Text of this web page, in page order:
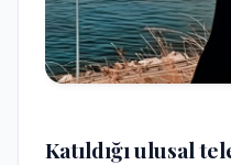
Katıldığı ulusal